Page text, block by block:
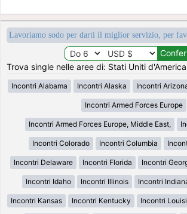
Lavoriamo sodo per darti il miglior servizio, per
Trova single nelle aree di: Stati Uniti d'America
Incontri Alabama Incontri Alaska Incontri
Incontri Armed Forces Europe
Incontri Armed Forces Europe, Middle East,
Incontri Colorado Incontri Columbia
Incontri Delaware Incontri Florida Incontri
Incontri Idaho Incontri Illinois Incontri
Incontri Kansas Incontri Kentucky Incontri